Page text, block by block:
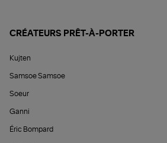
CRÉATEURS PRÊT-À-PORTER
Kujten
Samsoe Samsoe
Soeur
Ganni
Éric Bompard